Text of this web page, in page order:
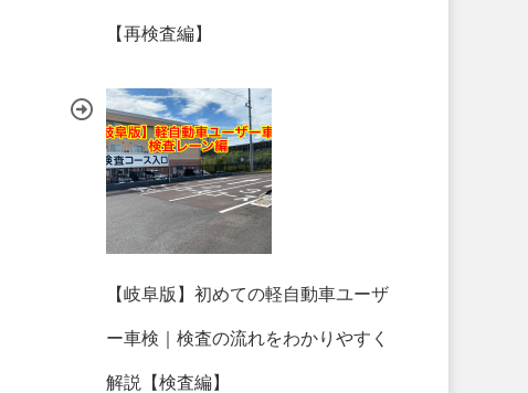
【再検査編】
【岐阜版】初めての軽自動車ユーザ
ー車検｜検査の流れをわかりやすく
解説【検査編】